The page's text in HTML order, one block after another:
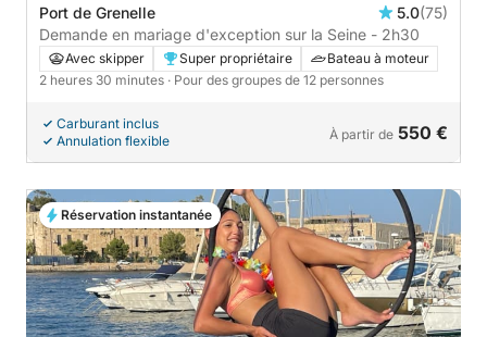
Port de Grenelle 5.0(75)
Demande en mariage d'exception sur la Seine - 2h30
Avec skipper Super propriétaire
Bateau à moteur
2 heures 30 minutes · Pour des groupes de 12 personnes
Carburant inclus
Annulation flexible
À partir de 550 €
Réservation instantanée